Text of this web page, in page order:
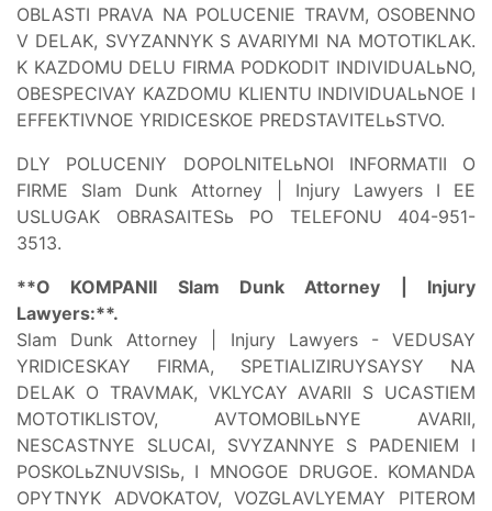
OBLASTI PRAVA NA POLUCENIE TRAVM, OSOBENNO
V DELAK, SVYZANNYK S AVARIYMI NA MOTOTIKLAK.
K KAZDOMU DELU FIRMA PODKODIT INDIVIDUALьNO,
OBESPECIVAY KAZDOMU KLIENTU INDIVIDUALьNOE I
EFFEKTIVNOE YRIDICESKOE PREDSTAVITELьSTVO.
DLY POLUCENIY DOPOLNITELьNOI INFORMATII O
FIRME Slam Dunk Attorney | Injury Lawyers I EE
USLUGAK OBRASAITESь PO TELEFONU 404-951-
3513.
**O KOMPANII Slam Dunk Attorney | Injury
Lawyers:**.
Slam Dunk Attorney | Injury Lawyers - VEDUSAY
YRIDICESKAY FIRMA, SPETIALIZIRUYSAYSY NA
DELAK O TRAVMAK, VKLYCAY AVARII S UCASTIEM
MOTOTIKLISTOV, AVTOMOBILьNYE AVARII,
NESCASTNYE SLUCAI, SVYZANNYE S PADENIEM I
POSKOLьZNUVSISь, I MNOGOE DRUGOE. KOMANDA
OPYTNYK ADVOKATOV, VOZGLAVLYEMAY PITEROM